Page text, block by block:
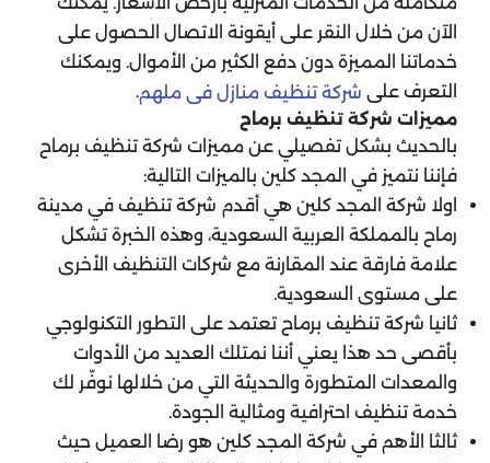
الآن من خلال النقر على أيقونة الاتصال الحصول على
خدماتنا المميزة دون دفع الكثير من الأموال. ويمكنك
التعرف على شركة تنظيف منازل فى ملهم.
مميزات شركة تنظيف برماح
بالحديث بشكل تفصيلي عن مميزات شركة تنظيف برماح
فإننا نتميز في المجد كلين بالميزات التالية:
اولا شركة المجد كلين هي أقدم شركة تنظيف في مدينة
رماح بالمملكة العربية السعودية، وهذه الخبرة تشكل
علامة فارقة عند المقارنة مع شركات التنظيف الأخرى
على مستوى السعودية.
ثانيا شركة تنظيف برماح تعتمد على التطور التكنولوجي
بأقصى حد هذا يعني أننا نمتلك العديد من الأدوات
والمعدات المتطورة والحديثة التي من خلالها نوفّر لك
خدمة تنظيف احترافية ومثالية الجودة.
ثالثا الأهم في شركة المجد كلين هو رضا العميل حيث